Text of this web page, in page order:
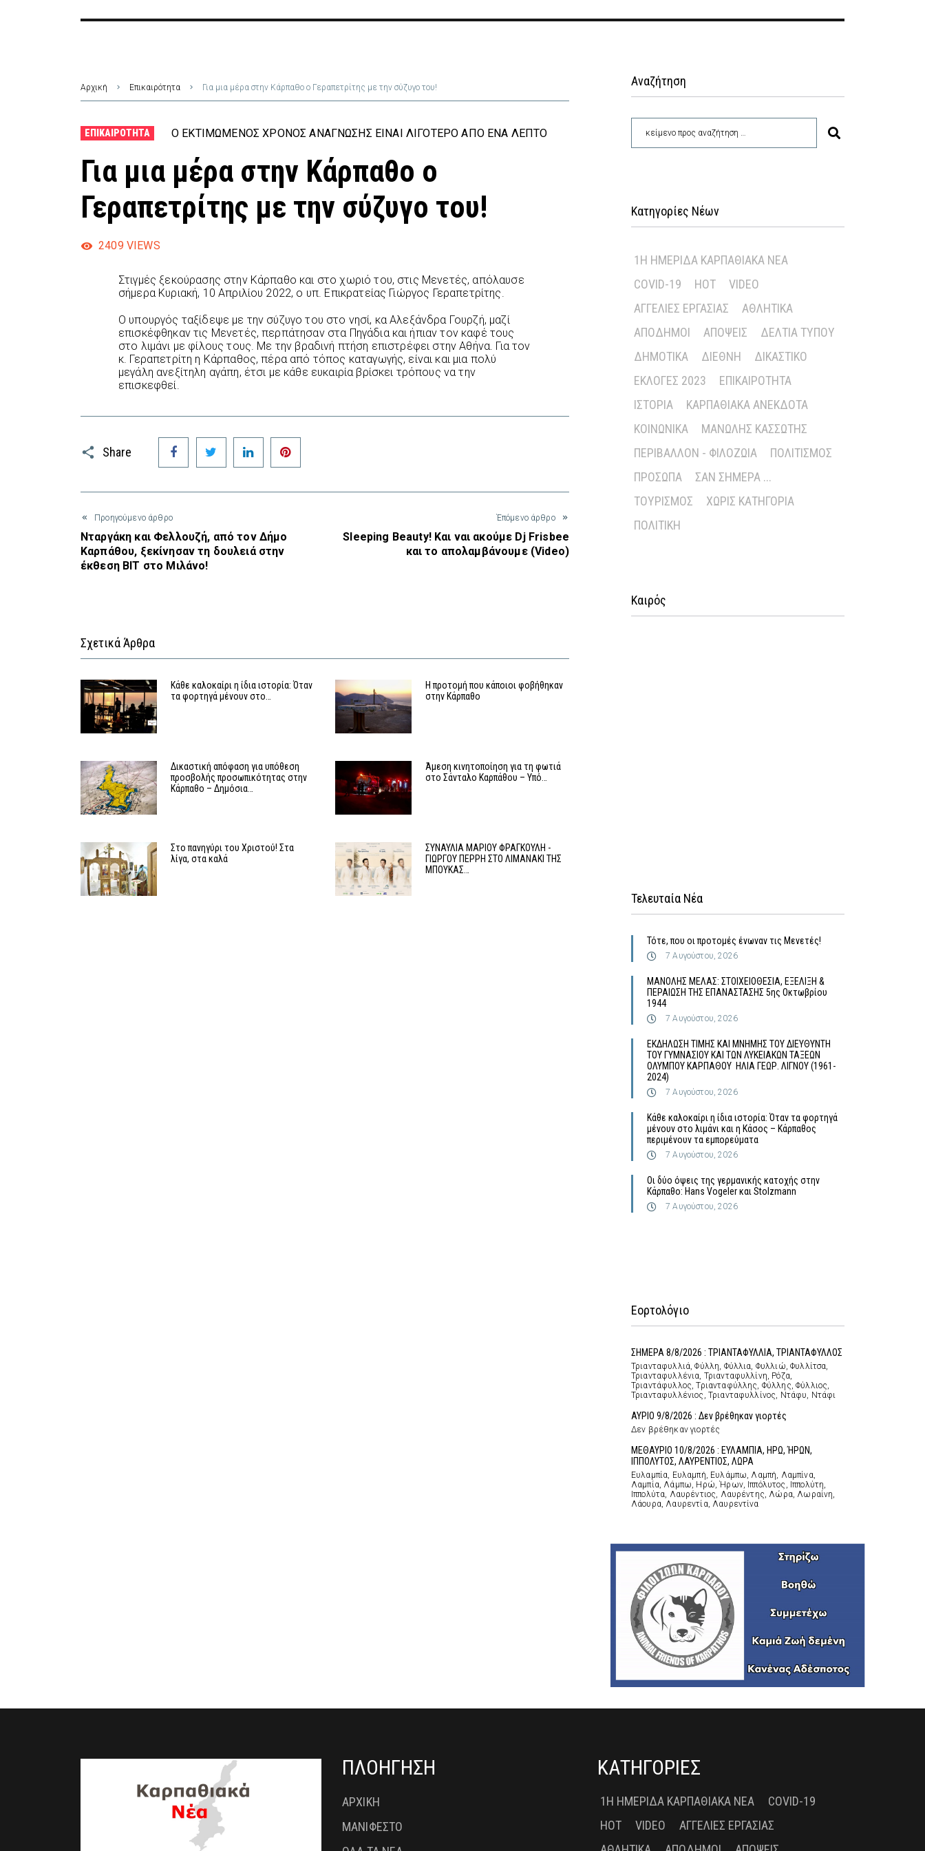
Αρχική Επικαιρότητα Για μια μέρα στην Κάρπαθο ο Γεραπετρίτης με την σύζυγο του!
ΕΠΙΚΑΙΡΌΤΗΤΑ Ο ΕΚΤΙΜΏΜΕΝΟΣ ΧΡΌΝΟΣ ΑΝΆΓΝΩΣΗΣ ΕΊΝΑΙ ΛΙΓΌΤΕΡΟ ΑΠΌ ΈΝΑ ΛΕΠΤΌ
Για μια μέρα στην Κάρπαθο ο
Γεραπετρίτης με την σύζυγο του!
2409 VIEWS
Στιγμές ξεκούρασης στην Κάρπαθο και στο χωριό του, στις Μενετές, απόλαυσε
σήμερα Κυριακή, 10 Απριλίου 2022, ο υπ. Επικρατείας Γιώργος Γεραπετρίτης.
Ο υπουργός ταξίδεψε με την σύζυγο του στο νησί, κα Αλεξάνδρα Γουρζή, μαζί
επισκέφθηκαν τις Μενετές, περπάτησαν στα Πηγάδια και ήπιαν τον καφέ τους
στο λιμάνι με φίλους τους. Με την βραδινή πτήση επιστρέφει στην Αθήνα. Για τον
κ. Γεραπετρίτη η Κάρπαθος, πέρα από τόπος καταγωγής, είναι και μια πολύ
μεγάλη ανεξίτηλη αγάπη, έτσι με κάθε ευκαιρία βρίσκει τρόπους να την
επισκεφθεί.
Share
Facebook Twitter LinkedIn
Προηγούμενο άρθρο
Νταργάκη και Φελλουζή, από τον Δήμο
Καρπάθου, ξεκίνησαν τη δουλειά στην
έκθεση BIT στο Μιλάνο!
Έπόμενο άρθρο
Sleeping Beauty! Και ναι ακούμε Dj Frisbee
και το απολαμβάνουμε (Video)
Σχετικά Άρθρα
Κάθε καλοκαίρι η ίδια ιστορία: Όταν
τα φορτηγά μένουν στο…
Η προτομή που κάποιοι φοβήθηκαν
στην Κάρπαθο
Δικαστική απόφαση για υπόθεση
προσβολής προσωπικότητας στην
Κάρπαθο – Δημόσια…
Άμεση κινητοποίηση για τη φωτιά
στο Σάνταλο Καρπάθου – Υπό…
Στο πανηγύρι του Χριστού! Στα
λίγα, στα καλά
ΣΥΝΑΥΛΙΑ ΜΑΡΙΟΥ ΦΡΑΓΚΟΥΛΗ -
ΓΙΩΡΓΟΥ ΠΕΡΡΗ ΣΤΟ ΛΙΜΑΝΑΚΙ ΤΗΣ
ΜΠΟΥΚΑΣ…
Αναζήτηση
Κατηγορίες Νέων
1Η ΗΜΕΡΊΔΑ ΚΑΡΠΑΘΙΑΚΆ ΝΈΑ
COVID-19
HOT
VIDEO
ΑΓΓΕΛΊΕΣ ΕΡΓΑΣΊΑΣ
ΑΘΛΗΤΙΚΆ
ΑΠΌΔΗΜΟΙ
ΑΠΌΨΕΙΣ
ΔΕΛΤΊΑ ΤΎΠΟΥ
ΔΗΜΟΤΙΚΆ
ΔΙΕΘΝΉ
ΔΙΚΑΣΤΙΚΌ
ΕΚΛΟΓΈΣ 2023
ΕΠΙΚΑΙΡΌΤΗΤΑ
ΙΣΤΟΡΊΑ
ΚΑΡΠΑΘΙΑΚΆ ΑΝΈΚΔΟΤΑ
ΚΟΙΝΩΝΙΚΆ
ΜΑΝΏΛΗΣ ΚΑΣΣΏΤΗΣ
ΠΕΡΙΒΆΛΛΟΝ - ΦΙΛΟΖΩΊΑ
ΠΟΛΙΤΙΣΜΌΣ
ΠΡΌΣΩΠΑ
ΣΑΝ ΣΉΜΕΡΑ ...
ΤΟΥΡΙΣΜΌΣ
ΧΩΡΊΣ ΚΑΤΗΓΟΡΊΑ
ΠΟΛΙΤΙΚΉ
Καιρός
Τελευταία Νέα
Τότε, που οι προτομές ένωναν τις Μενετές!
7 Αυγούστου, 2026
MΑΝΟΛΗΣ ΜΕΛΑΣ: ΣΤΟΙΧΕΙΟΘΕΣΙΑ, ΕΞΕΛΙΞΗ &
ΠΕΡΑΙΩΣΗ ΤΗΣ ΕΠΑΝΑΣΤΑΣΗΣ 5ης Οκτωβρίου
1944
7 Αυγούστου, 2026
ΕΚΔΗΛΩΣΗ ΤΙΜΗΣ ΚΑΙ ΜΝΗΜΗΣ ΤΟΥ ΔΙΕΥΘΥΝΤΗ
ΤΟΥ ΓΥΜΝΑΣΙΟΥ ΚΑΙ ΤΩΝ ΛΥΚΕΙΑΚΩΝ ΤΑΞΕΩΝ
ΟΛΥΜΠΟΥ ΚΑΡΠΑΘΟΥ ΗΛΙΑ ΓΕΩΡ. ΛΙΓΝΟΥ (1961-
2024)
7 Αυγούστου, 2026
Κάθε καλοκαίρι η ίδια ιστορία: Όταν τα φορτηγά
μένουν στο λιμάνι και η Κάσος – Κάρπαθος
περιμένουν τα εμπορεύματα
7 Αυγούστου, 2026
Οι δύο όψεις της γερμανικής κατοχής στην
Κάρπαθο: Hans Vogeler και Stolzmann
7 Αυγούστου, 2026
Εορτολόγιο
ΣΗΜΕΡΑ 8/8/2026 : ΤΡΙΑΝΤΑΦΥΛΛΙΑ, ΤΡΙΑΝΤΑΦΥΛΛΟΣ
Τριανταφυλλιά, Φύλλη, Φύλλια, Φυλλιώ, Φυλλίτσα,
Τριανταφυλλένια, Τριανταφυλλίνη, Ρόζα,
Τριαντάφυλλος, Τριανταφύλλης, Φύλλης, Φύλλιος,
Τριανταφυλλένιος, Τριανταφυλλίνος, Ντάφυ, Ντάφι
ΑΥΡΙΟ 9/8/2026 : Δεν βρέθηκαν γιορτές
Δεν βρέθηκαν γιορτές
ΜΕΘΑΥΡΙΟ 10/8/2026 : ΕΥΛΑΜΠΙΑ, ΗΡΩ, ΉΡΩΝ,
ΙΠΠΟΛΥΤΟΣ, ΛΑΥΡΕΝΤΙΟΣ, ΛΩΡΑ
Ευλαμπία, Ευλαμπή, Ευλάμπω, Λαμπή, Λαμπίνα,
Λαμπία, Λάμπω, Ηρώ, Ήρων, Ιππόλυτος, Ιππολύτη,
Ιππολύτα, Λαυρέντιος, Λαυρέντης, Λώρα, Λωραίνη,
Λάουρα, Λαυρεντία, Λαυρεντίνα
ΠΛΟΗΓΗΣΗ
ΑΡΧΙΚΗ
ΜΑΝΙΦΕΣΤΟ
ΚΑΤΗΓΟΡΙΕΣ
1Η ΗΜΕΡΊΔΑ ΚΑΡΠΑΘΙΑΚΆ ΝΈΑ
COVID-19
HOT
VIDEO
ΑΓΓΕΛΊΕΣ ΕΡΓΑΣΊΑΣ